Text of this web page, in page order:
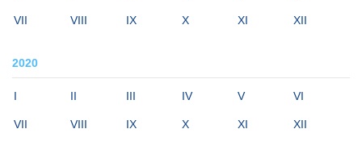
VII VIII IX X XI XII
2020
I II III IV V VI
VII VIII IX X XI XII